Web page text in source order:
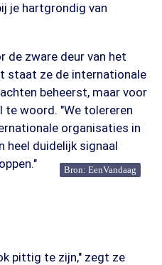
je hartgrondig van
de zware deur van het
staat ze de internationale
beheerst, maar voor
te woord. "We tolereren
organisaties in
heel duidelijk signaal
Bron: EenVandaag
pittig te zijn," zegt ze